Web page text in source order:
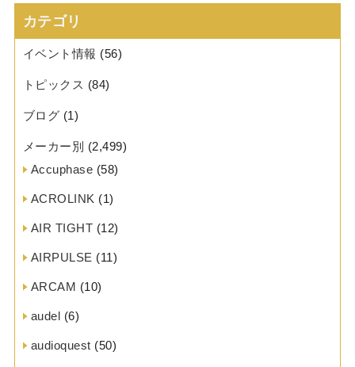
カテゴリ
イベント情報 (56)
トピックス (84)
ブログ (1)
メーカー別 (2,499)
Accuphase (58)
ACROLINK (1)
AIR TIGHT (12)
AIRPULSE (11)
ARCAM (10)
audel (6)
audioquest (50)